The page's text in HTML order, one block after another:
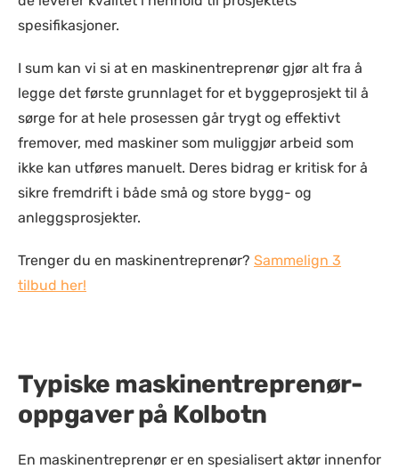
spesifikasjoner.
I sum kan vi si at en maskinentreprenør gjør alt fra å
legge det første grunnlaget for et byggeprosjekt til å
sørge for at hele prosessen går trygt og effektivt
fremover, med maskiner som muliggjør arbeid som
ikke kan utføres manuelt. Deres bidrag er kritisk for å
sikre fremdrift i både små og store bygg- og
anleggsprosjekter.
Trenger du en maskinentreprenør? Sammelign 3
tilbud her!
Typiske maskinentreprenør-
oppgaver på Kolbotn
En maskinentreprenør er en spesialisert aktør innenfor